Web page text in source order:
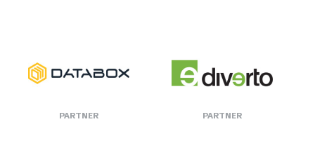
PARTNER PARTNER